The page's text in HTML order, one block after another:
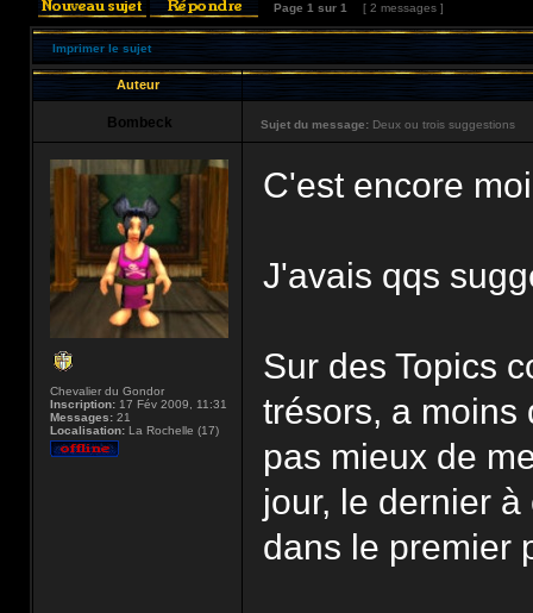
Page 1 sur 1 [ 2 messages ]
Imprimer le sujet
Auteur
Bombeck Sujet du message: Deux ou trois suggestions
Chevalier du Gondor
Inscription: 17 Fév 2009, 11:31
Messages: 21
Localisation: La Rochelle (17)
C'est encore
J'avais qqs
Sur des Topics
trésors, a moins
pas mieux de
jour, le dernier
dans le premier